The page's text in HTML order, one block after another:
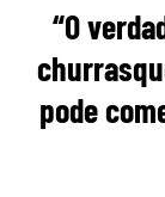
“O
pode